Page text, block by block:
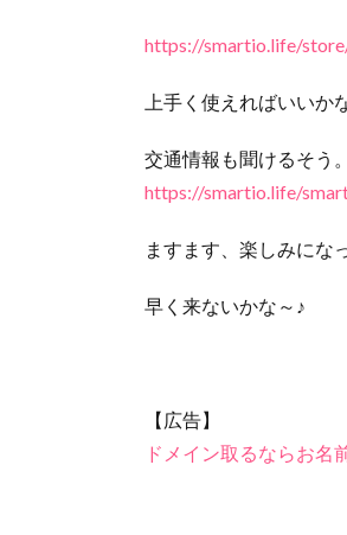
https://smartio.life/
上手く使えればいいか
交通情報も聞けるそう。
https://smartio.life/
ますます、楽しみにな
早く来ないかな～♪
【広告】
ドメイン取るならお名